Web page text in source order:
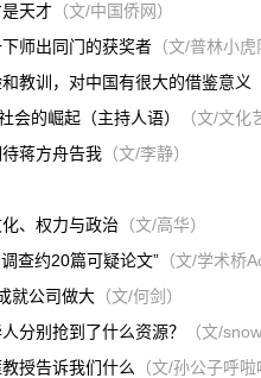
天才 （文/中国侨网）
师出同门的获奖者 （文/普林小
教训，对中国有很大的借鉴意义
会的崛起（主持人语）
（文/文化
蒋方舟告我 （文/李静）
、权力与政治 （文/高华）
查约20篇可疑论文” （文/学术桥
就公司做大 （文/何剑）
分别抢到了什么资源？
（文/
授告诉我们什么 （文/孙公子呼